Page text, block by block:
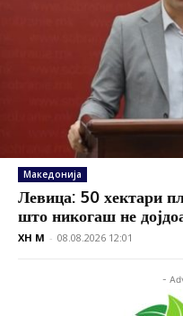
Македонија
Левица: 50 хектари
што никогаш не
XH M - 08.08.2026 12:01
-